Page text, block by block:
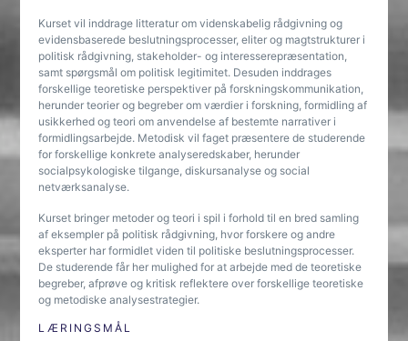
Kurset vil inddrage litteratur om videnskabelig rådgivning og
evidensbaserede beslutningsprocesser, eliter og magtstrukturer i
politisk rådgivning, stakeholder- og interesserepræsentation,
samt spørgsmål om politisk legitimitet. Desuden inddrages
forskellige teoretiske perspektiver på forskningskommunikation,
herunder teorier og begreber om værdier i forskning, formidling af
usikkerhed og teori om anvendelse af bestemte narrativer i
formidlingsarbejde. Metodisk vil faget præsentere de studerende
for forskellige konkrete analyseredskaber, herunder
socialpsykologiske tilgange, diskursanalyse og social
netværksanalyse.
Kurset bringer metoder og teori i spil i forhold til en bred samling
af eksempler på politisk rådgivning, hvor forskere og andre
eksperter har formidlet viden til politiske beslutningsprocesser.
De studerende får her mulighed for at arbejde med de teoretiske
begreber, afprøve og kritisk reflektere over forskellige teoretiske
og metodiske analysestrategier.
LÆRINGSMÅL